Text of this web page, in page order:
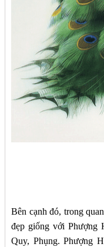
Bên cạnh đó, trong
đẹp giống với Phượng
Quy, Phụng. Phượng